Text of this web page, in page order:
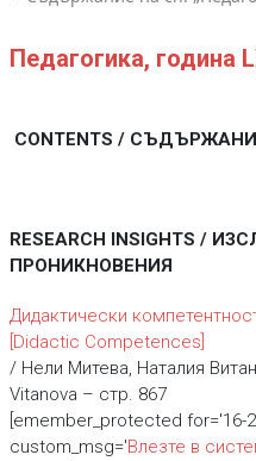
Педагогика, година
CONTENTS /
RESEARCH INSIGHTS /
ПРОНИКНОВЕНИЯ
Дидактически
[Didactic Competences]
/ Нели Митева, Наталия
Vitanova – стр. 867
[emember_protected for='16-
custom_msg='Влезте в